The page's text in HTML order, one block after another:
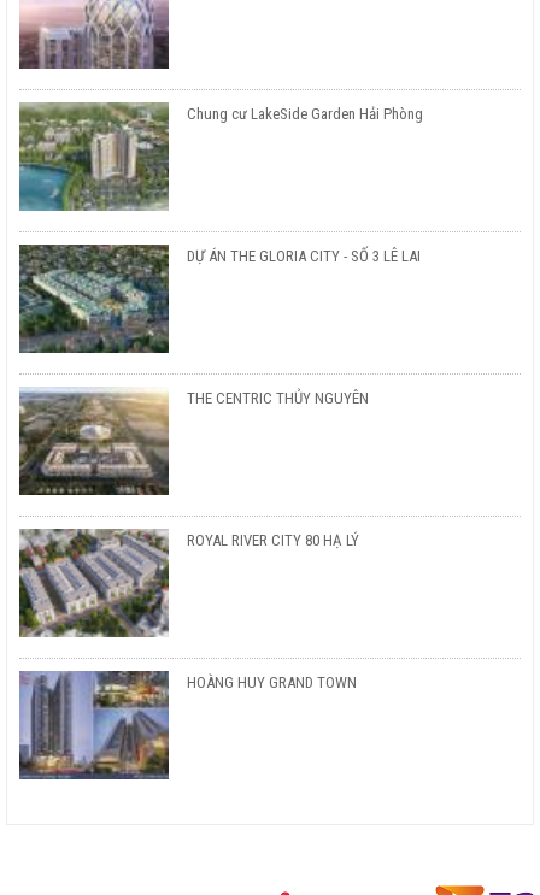
Chung cư LakeSide Garden Hải Phòng
DỰ ÁN THE GLORIA CITY - SỐ 3 LÊ LAI
THE CENTRIC THỦY NGUYÊN
ROYAL RIVER CITY 80 HẠ LÝ
HOÀNG HUY GRAND TOWN